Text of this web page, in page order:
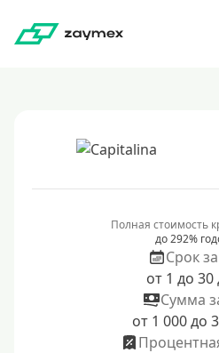
Полная стоимость
до 292%
Срок
от 1 до 30
Сумма
от 1 000 до